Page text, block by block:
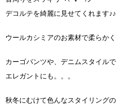
デコルテを綺麗に見せてくれます♪♪
ウールカシミアのお素材で柔らか
カーゴパンツや、デニムスタイル
エレガントにも。。。
秋冬にむけて色んなスタイリング